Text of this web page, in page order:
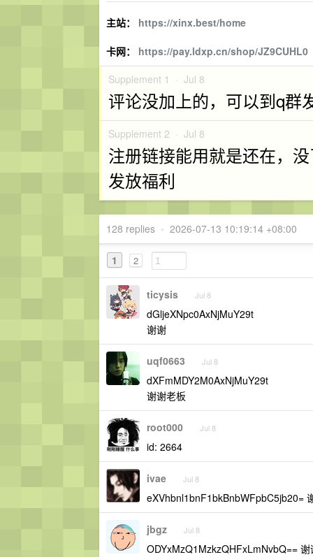
主站： https://xinx.best/home
卡网： https://pay.ldxp.cn/shop/JZ9CUHL0
Supplement 1 · Jul 8
评论没加上的，可以到q群
Supplement 2 · Jul 8
注册链接能用就是还在，
发放福利
128 replies • 2026-07-13 10:19:14 +08:00
1 2
ticysis Jul 8
dGljeXNpc0AxNjMuY29t
谢谢
uqf0663 Jul 8
dXFmMDY2M0AxNjMuY29t
谢谢老板
root000 Jul 8
id: 2664
ivae Jul 8
eXVhbnl1bnF1bkBnbWFpbC5jb20=
jbgz Jul 8
ODYxMzQ1MzkzQHFxLmNvbQ== 谢